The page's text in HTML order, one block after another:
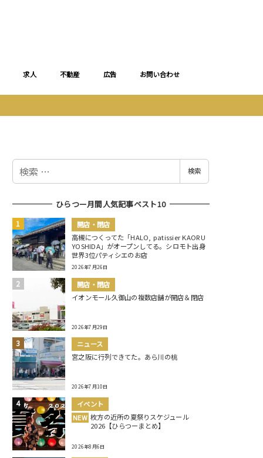
求人 不動産 広告 お問い合わせ
検
検索
ひらつー月間人気記事ベスト10
開店・閉店
高槻につくってた「HALO, patissier KAORU
YOSHIDA」がオープンしてる。シロモト出身
世界3位パティシエのお店
2026年7月26日
開店・閉店
イオンモール久御山の複数店舗が開店＆閉店
2026年7月29日
ニュース
宮之阪に行列できてた。あら川の桃
2026年7月10日
イベント
NEW 枚方の近所の夏祭りスケジュール
2026【ひらつーまとめ】
2026年8月6日